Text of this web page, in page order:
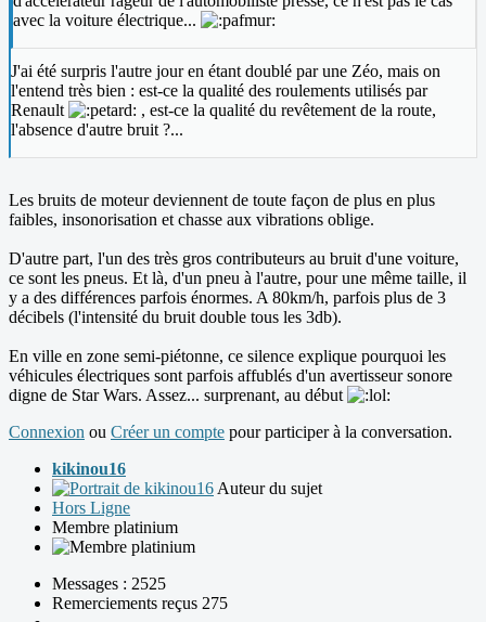
avec la voiture électrique...
J'ai été surpris l'autre jour en étant doublé par une Zéo, mais on
l'entend très bien : est-ce la qualité des roulements utilisés par
Renault
, est-ce la qualité du revêtement de la route,
l'absence d'autre bruit ?...
Les bruits de moteur deviennent de toute façon de plus en plus
faibles, insonorisation et chasse aux vibrations oblige.
D'autre part, l'un des très gros contributeurs au bruit d'une voiture,
ce sont les pneus. Et là, d'un pneu à l'autre, pour une même taille, il
y a des différences parfois énormes. A 80km/h, parfois plus de 3
décibels (l'intensité du bruit double tous les 3db).
En ville en zone semi-piétonne, ce silence explique pourquoi les
véhicules électriques sont parfois affublés d'un avertisseur sonore
digne de Star Wars. Assez... surprenant, au début
Connexion ou Créer un compte pour participer à la conversation.
kikinou16
Auteur du sujet
Hors Ligne
Membre platinium
Messages : 2525
Remerciements reçus 275